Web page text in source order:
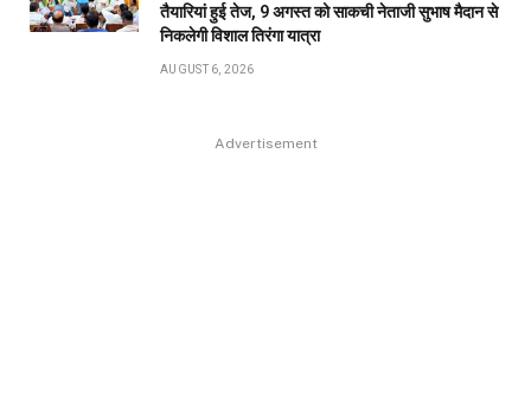
तैयारियां हुई तेज, 9 अगस्त को साकची नेताजी सुभाष मैदान से
निकलेगी विशाल तिरंगा यात्रा
AUGUST 6, 2026
Advertisement